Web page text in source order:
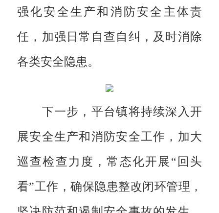
强化安全生产和消防安全主体责
任，加强日常自查自纠，及时消除
各类安全隐患。
下一步，平台镇将持续深入开
展安全生产和消防安全工作，加大
巡查检查力度，常态化开展“回头
看”工作，确保隐患整改闭环管理，